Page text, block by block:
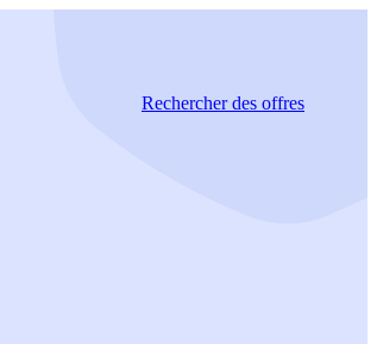
Rechercherdes offres